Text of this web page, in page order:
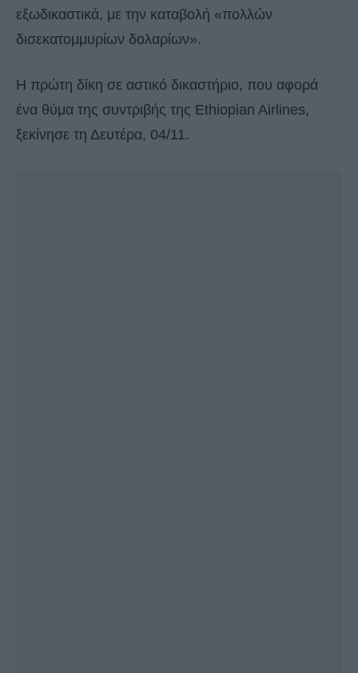
εξωδικαστικά, με την καταβολή «πολλών
δισεκατομμυρίων δολαρίων».
Η πρώτη δίκη σε αστικό δικαστήριο, που αφορά
ένα θύμα της συντριβής της Ethiopian Airlines,
ξεκίνησε τη Δευτέρα, 04/11.